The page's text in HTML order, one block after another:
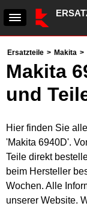
Ersatzteile > Makita >
Makita
und
Hier finden Sie
'Makita 6940D'.
Teile direkt
beim Hersteller
Wochen. Alle
unserer Website.